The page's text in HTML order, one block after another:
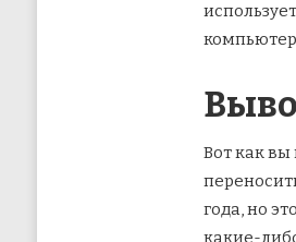
Вот как вы
года, но
какие-